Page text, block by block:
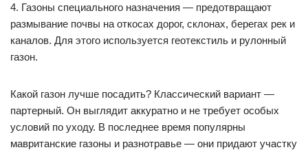
4. Газоны специального назначения — предотвращают
размывание почвы на откосах дорог, склонах, берегах рек и
каналов. Для этого используется геотекстиль и рулонный
газон.
Какой газон лучше посадить? Классический вариант —
партерный. Он выглядит аккуратно и не требует особых
условий по уходу. В последнее время популярны
мавританские газоны и разнотравье — они придают участку